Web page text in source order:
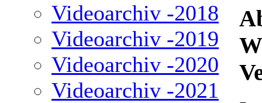
Videoarchiv -2018
Videoarchiv -2019
Videoarchiv -2020
Videoarchiv -2021